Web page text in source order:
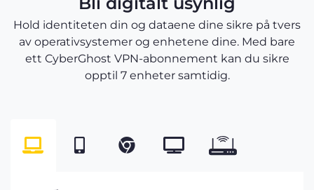
Hold identiteten din og dataene dine sikre på tvers
av operativsystemer og enhetene dine. Med bare
ett CyberGhost VPN-abonnement kan du sikre
opptil 7 enheter samtidig.